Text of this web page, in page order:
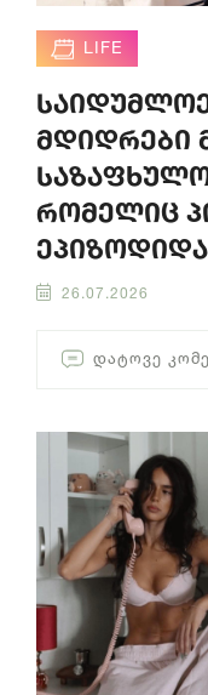
LIFE
მდიდრები
რომელიც
26.07.2026
ᲓᲐᲢᲝᲕᲔ